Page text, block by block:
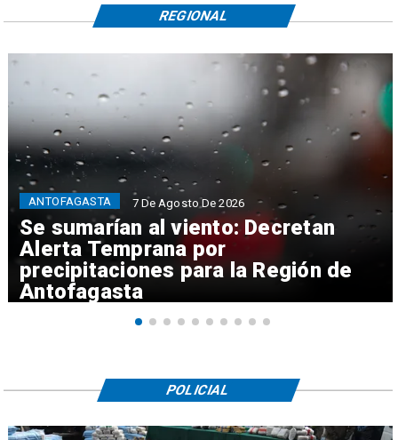
Se sumarían al viento: Decretan
Alerta Temprana por
precipitaciones para la Región de
Antofagasta
ANTOFAGASTA 7 De Agosto De 2026
REGIONAL
POLICIAL